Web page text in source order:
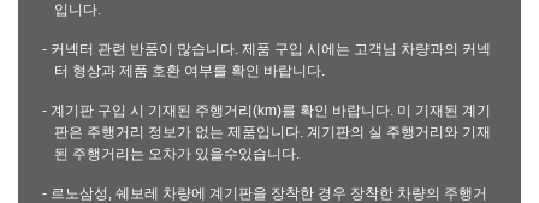
입니다.
- 커넥터 관련 반품이 많습니다. 제품 구입 시에는 고객님 차량과의 커넥
터 형상과 제품 호환 여부를 확인 바랍니다.
- 계기판 구입 시 기재된 주행거리(km)를 확인 바랍니다. 미 기재된 계기
판은 주행거리 정보가 없는 제품입니다. 계기판의 실 주행거리와 기재
된 주행거리는 오차가 있을수있습니다.
- 르노삼성, 쉐보레 차량에 계기판을 장착한 경우 장착한 차량의 주행거